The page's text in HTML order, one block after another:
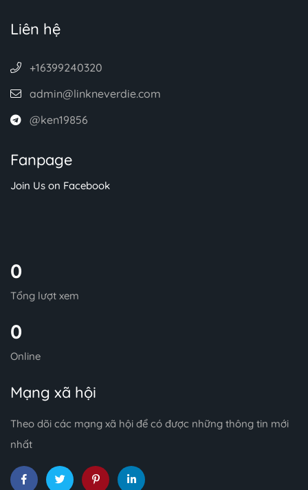
Liên hệ
+16399240320
admin@linkneverdie.com
@ken19856
Fanpage
Join Us on Facebook
0
Tổng lượt xem
0
Online
Mạng xã hội
Theo dõi các mạng xã hội để có được những thông tin mới
nhất